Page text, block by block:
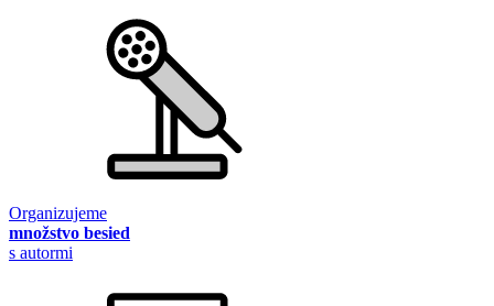
Organizujeme
množstvo besied
s autormi